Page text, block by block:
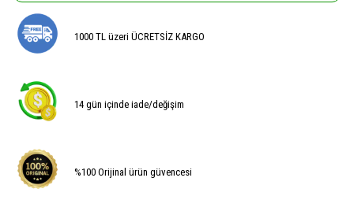
1000 TL üzeri ÜCRETSİZ KARGO
14 gün içinde iade/değişim
%100 Orijinal ürün güvencesi